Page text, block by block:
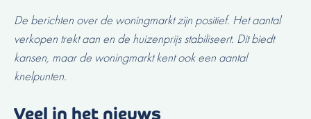
De berichten over de woningmarkt zijn positief. Het aantal
verkopen trekt aan en de huizenprijs stabiliseert. Dit biedt
kansen, maar de woningmarkt kent ook een aantal
knelpunten.
Veel in het nieuws